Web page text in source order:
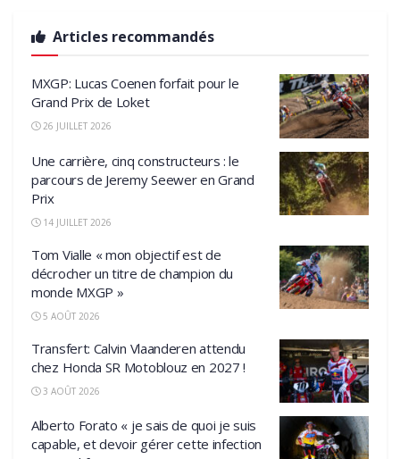
Articles recommandés
MXGP: Lucas Coenen forfait pour le
Grand Prix de Loket
26 JUILLET 2026
Une carrière, cinq constructeurs : le
parcours de Jeremy Seewer en Grand
Prix
14 JUILLET 2026
Tom Vialle « mon objectif est de
décrocher un titre de champion du
monde MXGP »
5 AOÛT 2026
Transfert: Calvin Vlaanderen attendu
chez Honda SR Motoblouz en 2027 !
3 AOÛT 2026
Alberto Forato « je sais de quoi je suis
capable, et devoir gérer cette infection